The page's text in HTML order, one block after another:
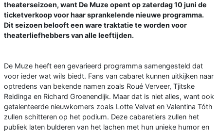
theaterseizoen, want De Muze opent op zaterdag 10 juni de
ticketverkoop voor haar sprankelende nieuwe programma.
Dit seizoen belooft een ware traktatie te worden voor
theaterliefhebbers van alle leeftijden.
De Muze heeft een gevarieerd programma samengesteld dat
voor ieder wat wils biedt. Fans van cabaret kunnen uitkijken naar
optredens van bekende namen zoals Roué Verveer, Tjitske
Reidinga en Richard Groenendijk. Maar dat is niet alles, want ook
getalenteerde nieuwkomers zoals Lotte Velvet en Valentina Tóth
zullen schitteren op het podium. Deze cabaretiers zullen het
publiek laten bulderen van het lachen met hun unieke humor en